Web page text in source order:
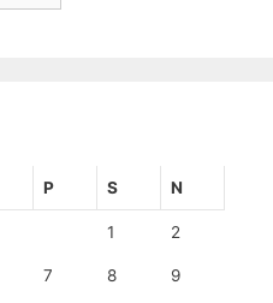
P S N
1 2
7 8 9